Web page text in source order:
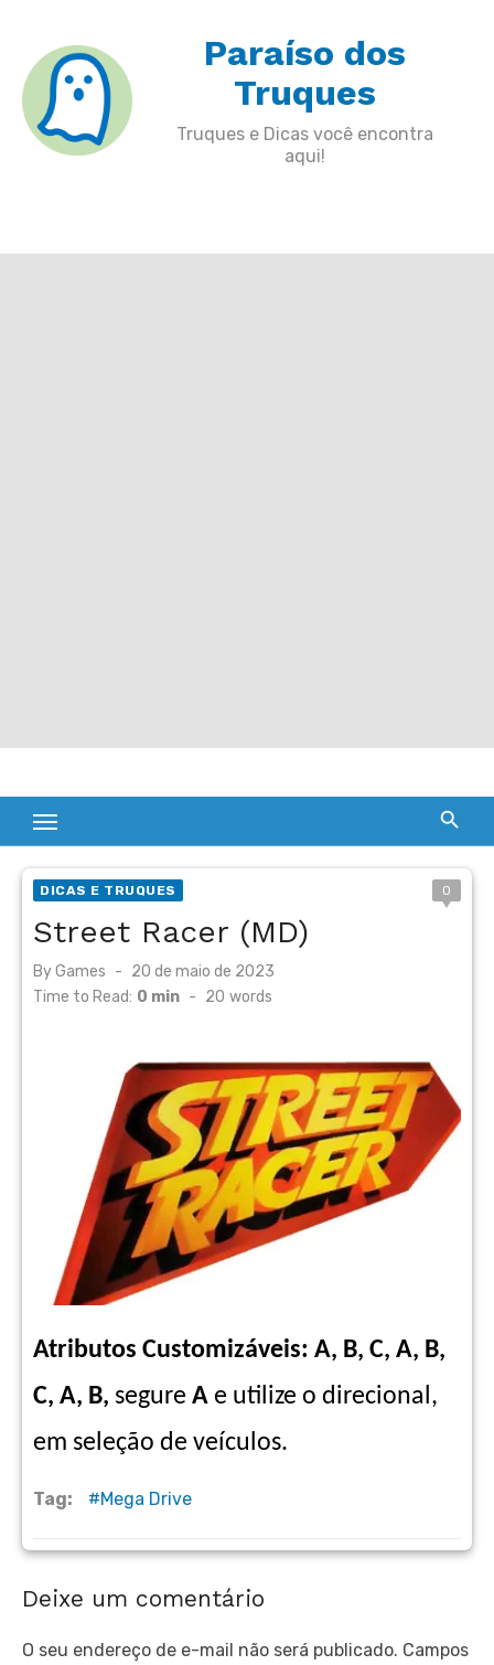
content
Paraíso dos
Truques
Truques e Dicas você encontra
aqui!
DICAS E TRUQUES 0
Street Racer (MD)
ByGames
Posted
on
20 de maio de 2023
Time to Read: 0 min - 20 words
Atributos Customizáveis: A, B, C, A, B,
C, A, B, segure A e utilize o direcional,
em seleção de veículos.
Tag: Mega Drive
Deixe um comentário
O seu endereço de e-mail não será publicado. Campos